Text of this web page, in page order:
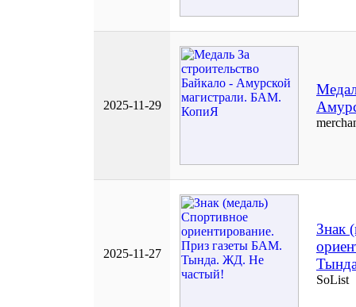
2025-11-29
2025-11-27
Знак
SoList